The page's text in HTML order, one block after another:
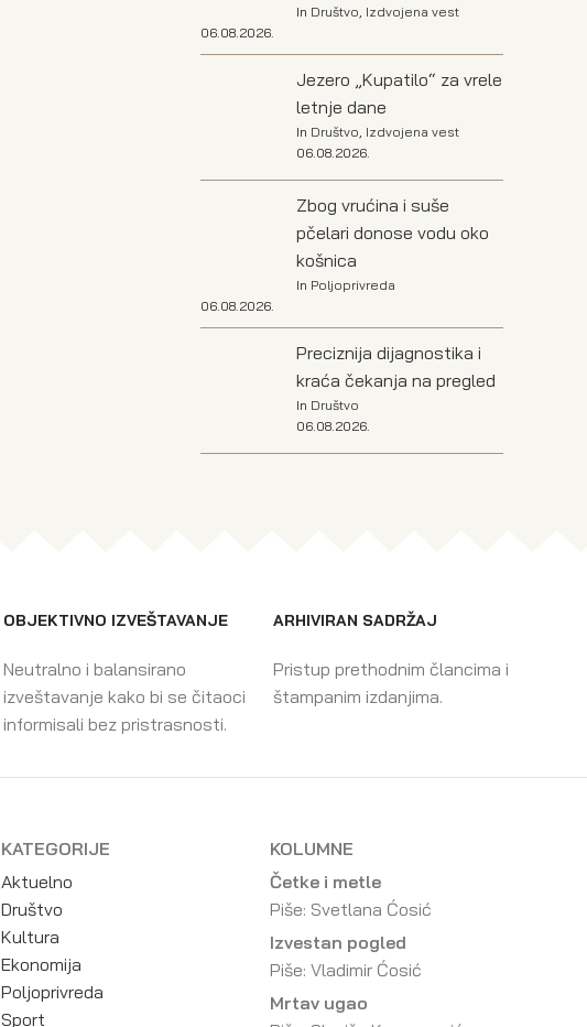
In Društvo, Izdvojena vest
06.08.2026.
Jezero „Kupatilo“ za vrele
letnje dane
In Društvo, Izdvojena vest
06.08.2026.
Zbog vrućina i suše
pčelari donose vodu oko
košnica
In Poljoprivreda
06.08.2026.
Preciznija dijagnostika i
kraća čekanja na pregled
In Društvo
06.08.2026.
OBJEKTIVNO IZVEŠTAVANJE
Neutralno i balansirano
izveštavanje kako bi se čitaoci
informisali bez pristrasnosti.
ARHIVIRAN SADRŽAJ
Pristup prethodnim člancima i
štampanim izdanjima.
KATEGORIJE
Aktuelno
Društvo
Kultura
Ekonomija
Poljoprivreda
Sport
KOLUMNE
Četke i metle
Piše: Svetlana Ćosić
Izvestan pogled
Piše: Vladimir Ćosić
Mrtav ugao